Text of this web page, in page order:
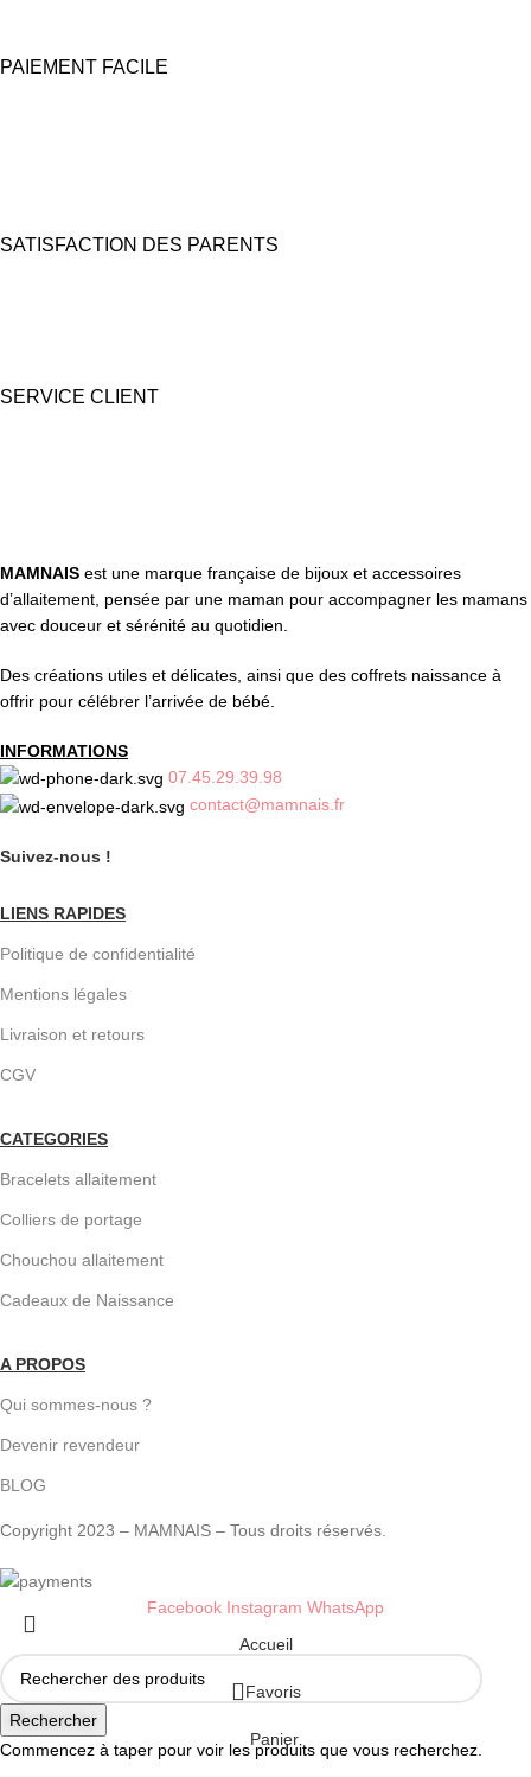
PAIEMENT FACILE
SATISFACTION DES PARENTS
SERVICE CLIENT
MAMNAIS est une marque française de bijoux et accessoires
d’allaitement, pensée par une maman pour accompagner les mamans
avec douceur et sérénité au quotidien.
Des créations utiles et délicates, ainsi que des coffrets naissance à
offrir pour célébrer l’arrivée de bébé.
INFORMATIONS
07.45.29.39.98
contact@mamnais.fr
Suivez-nous !
LIENS RAPIDES
Politique de confidentialité
Mentions légales
Livraison et retours
CGV
CATEGORIES
Bracelets allaitement
Colliers de portage
Chouchou allaitement
Cadeaux de Naissance
A PROPOS
Qui sommes-nous ?
Devenir revendeur
BLOG
Copyright 2023 – MAMNAIS – Tous droits réservés.
Rechercher
Commencez à taper pour voir les produits que vous recherchez.
Facebook Instagram WhatsApp
Accueil
Favoris
Panier